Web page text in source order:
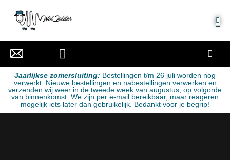
Jaarlijkse zomersluiting: Bestellingen t/m 26 juli worden nog
verwerkt. Nieuwe bestellingen en nabestellingen verwerken en
verzenden wij weer in de tweede week van augustus, op volgorde
van binnenkomst. We zijn per e-mail bereikbaar, maar reageren
mogelijk iets later dan gebruikelijk. Bedankt voor je begrip!